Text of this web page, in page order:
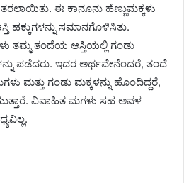
ಈ ಕಾನೂನು ಹೆಣ್ಣುಮಕ್ಕಳು
ಹಕ್ಕುಗಳನ್ನು ಸಮಾನಗೊಳಿಸಿತು.
ತಮ್ಮ ತಂದೆಯ ಆಸ್ತಿಯಲ್ಲಿ ಗಂಡು
ಪಡೆದರು. ಇದರ ಅರ್ಥವೇನೆಂದರೆ, ತಂದೆ
ಮತ್ತು ಗಂಡು ಮಕ್ಕಳನ್ನು ಹೊಂದಿದ್ದರೆ,
ವಿವಾಹಿತ ಮಗಳು ಸಹ ಅವಳ